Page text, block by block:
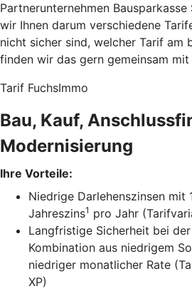
Partnerunternehmen
wir Ihnen darum verschiedene
nicht sicher sind, welcher Tarif am
finden wir das gern gemeinsam mit
Tarif FuchsImmo
Bau, Kauf,
Modernisierung
Ihre Vorteile:
Niedrige Darlehenszinsen mit
Jahreszins1 pro Jahr
Langfristige Sicherheit bei
Kombination aus niedrigem
niedriger monatlicher Rate
XP)